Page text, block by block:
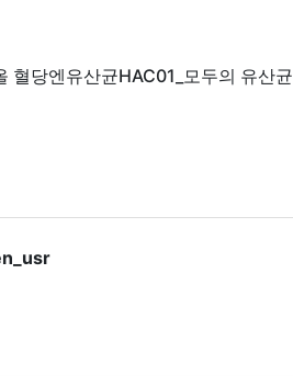
혈당엔유산균HAC01_모두의 유산균